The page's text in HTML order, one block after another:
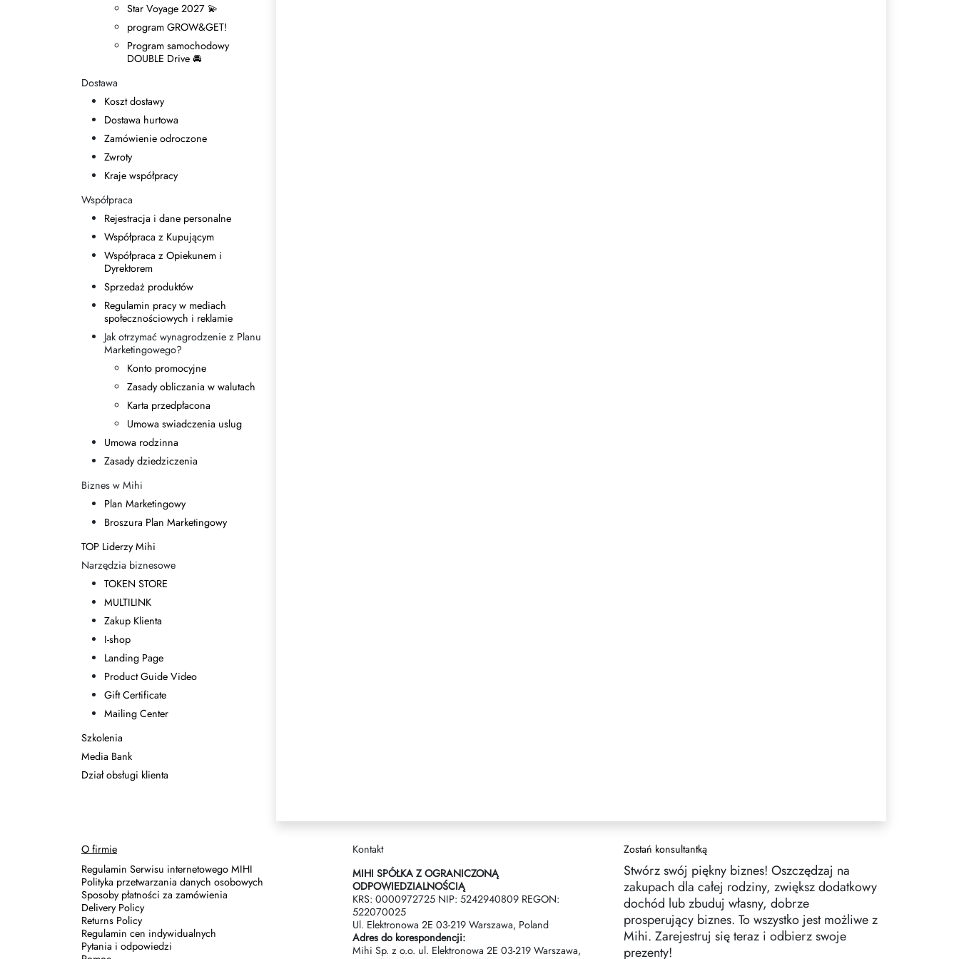
Star Voyage 2027 💫
program GROW&GET!
Program samochodowy
DOUBLE Drive 🚘
Dostawa
Koszt dostawy
Dostawa hurtowa
Zamówienie odroczone
Zwroty
Kraje współpracy
Współpraca
Rejestracja i dane personalne
Współpraca z Kupującym
Współpraca z Opiekunem i
Dyrektorem
Sprzedaż produktów
Regulamin pracy w mediach
społecznościowych i reklamie
Jak otrzymać wynagrodzenie z Planu
Marketingowego?
Konto promocyjne
Zasady obliczania w walutach
Karta przedpłacona
Umowa swiadczenia uslug
Umowa rodzinna
Zasady dziedziczenia
Biznes w Mihi
Plan Marketingowy
Broszura Plan Marketingowy
TOP Liderzy Mihi
Narzędzia biznesowe
TOKEN STORE
MULTILINK
Zakup Klienta
I-shop
Landing Page
Product Guide Video
Gift Certificate
Mailing Center
Szkolenia
Media Bank
Dział obsługi klienta
O firmie
Regulamin Serwisu internetowego MIHI
Polityka przetwarzania danych osobowych
Sposoby płatności za zamówienia
Delivery Policy
Returns Policy
Regulamin cen indywidualnych
Pytania i odpowiedzi
Kontakt
MIHI SPÓŁKA Z OGRANICZONĄ
ODPOWIEDZIALNOŚCIĄ
KRS: 0000972725 NIP: 5242940809 REGON:
522070025
Ul. Elektronowa 2Е 03-219 Warszawa, Poland
Adres do korespondencji:
Mihi Sp. z o.o. ul. Elektronowa 2Е 03-219 Warszawa,
Zostań konsultantką
Stwórz swój piękny biznes! Oszczędzaj na
zakupach dla całej rodziny, zwiększ dodatkowy
dochód lub zbuduj własny, dobrze
prosperujący biznes. To wszystko jest możliwe z
Mihi. Zarejestruj się teraz i odbierz swoje
prezenty!